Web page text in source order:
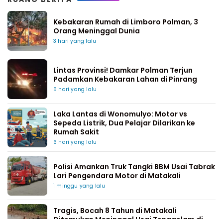
Kebakaran Rumah di Limboro Polman, 3
Orang Meninggal Dunia
3 hari yang lalu
Lintas Provinsi! Damkar Polman Terjun
Padamkan Kebakaran Lahan di Pinrang
5 hari yang lalu
Laka Lantas di Wonomulyo: Motor vs
Sepeda Listrik, Dua Pelajar Dilarikan ke
Rumah Sakit
6 hari yang lalu
Polisi Amankan Truk Tangki BBM Usai Tabrak
Lari Pengendara Motor di Matakali
1 minggu yang lalu
Tragis, Bocah 8 Tahun di Matakali